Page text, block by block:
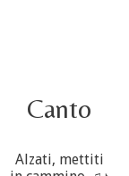
Canto
Alzati, mettiti